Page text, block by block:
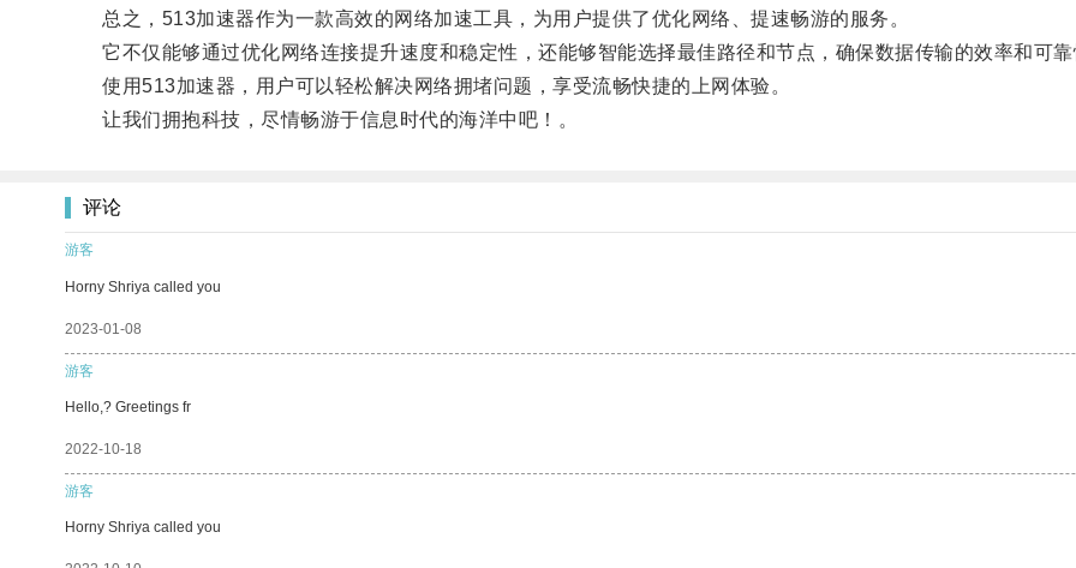
总之，513加速器作为一款高效的网络加速工具，为用户提供了优化网络、提速畅游的服务。
它不仅能够通过优化网络连接提升速度和稳定性，还能够智能选择最佳路径和节点，确保数据传输的效率和可靠
使用513加速器，用户可以轻松解决网络拥堵问题，享受流畅快捷的上网体验。
让我们拥抱科技，尽情畅游于信息时代的海洋中吧！。
评论
游客
Horny Shriya called you
2023-01-08
游客
Hello,? Greetings fr
2022-10-18
游客
Horny Shriya called you